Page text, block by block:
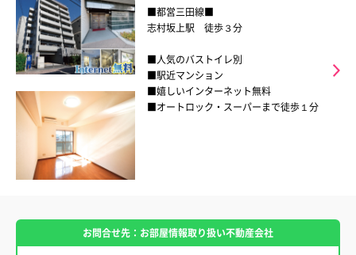
■都営三田線■
志村坂上駅 徒歩３分
■人気のバストイレ別
■駅近マンション
■嬉しいインターネット無料
■オートロック・スーパーまで徒歩１分
お問合せ先：お部屋情報取り扱い不動産会社